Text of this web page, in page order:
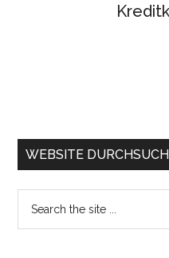
WEBSITE